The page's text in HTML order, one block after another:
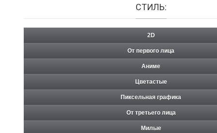
СТИЛЬ:
2D
От первого лица
Аниме
Цветастые
Пиксельная графика
От третьего лица
Милые